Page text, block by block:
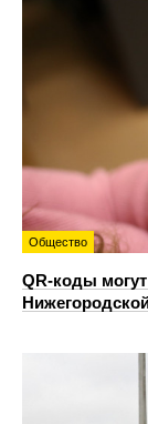
Общество
QR-коды